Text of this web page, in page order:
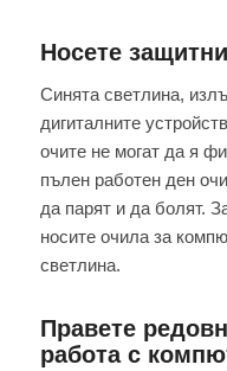
Носете
Синята светлина,
дигиталните
очите не могат да я
пълен работен ден
да парят и да болят.
носите очила за
светлина.
Правете
работа с